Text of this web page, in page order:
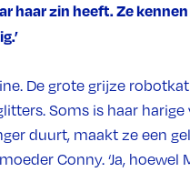
haar zin heeft. Ze
De grote grijze
Soms is haar harige
duurt, maakt ze een
Conny. ‘Ja, hoewel